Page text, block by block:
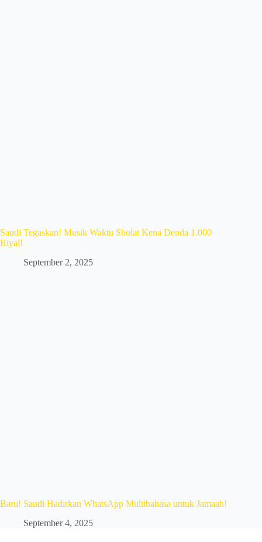
Saudi Tegaskan! Musik Waktu Sholat Kena Denda 1.000
Riyal!
September 2, 2025
Baru! Saudi Hadirkan WhatsApp Multibahasa untuk Jamaah!
September 4, 2025